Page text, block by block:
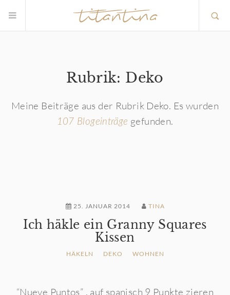
Rubrik: Deko
Meine Beiträge aus der Rubrik Deko. Es wurden
107 Blogeinträge gefunden.
25. JANUAR 2014 TINA
Ich häkle ein Granny Squares
Kissen
HÄKELN DEKO WOHNEN
“Nueve Puntos” , auf spanisch 9 Punkte zieren